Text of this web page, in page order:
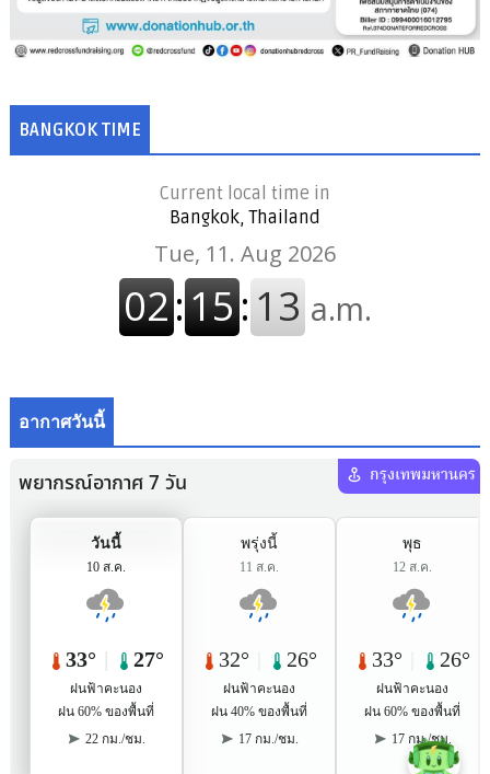
BANGKOK TIME
Current local time in
Bangkok, Thailand
อากาศวันนี้